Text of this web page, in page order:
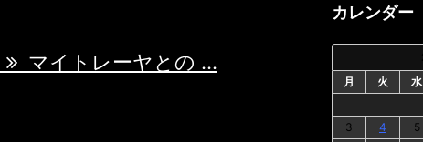
マイトレーヤとの ...
カレンダー
月
火 水
3
4 5